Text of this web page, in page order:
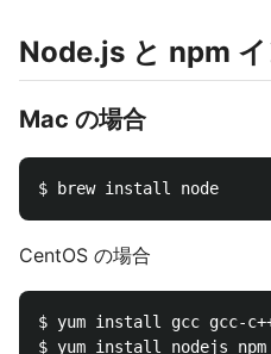
Node.js と npm
Mac の場合
CentOS の場合
$ yum install gcc gcc-